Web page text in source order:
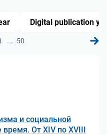
... 50
и социальной
От XIV по XVIII
Digital publication